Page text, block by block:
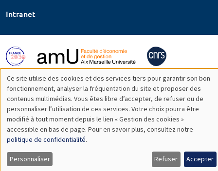
Intranet
Utilisation
des
données
personnelles
et
Ce site utilise des cookies et des services tiers pour garantir son bon
fonctionnement, analyser la fréquentation du site et proposer des
contenus multimédias. Vous êtes libre d’accepter, de refuser ou de
personnaliser l’utilisation de ces services. Votre choix pourra être
modifié à tout moment depuis le lien « Gestion des cookies »
accessible en bas de page. Pour en savoir plus, consultez notre
politique de confidentialité.
Personnaliser Refuser Accepter